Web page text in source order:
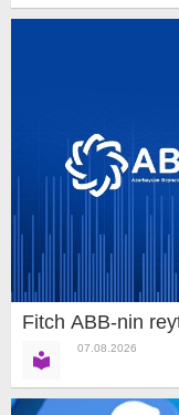
Fitch ABB-nin
07.08.2026